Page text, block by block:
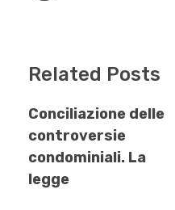
Related Posts
Conciliazione delle
controversie
condominiali. La
legge